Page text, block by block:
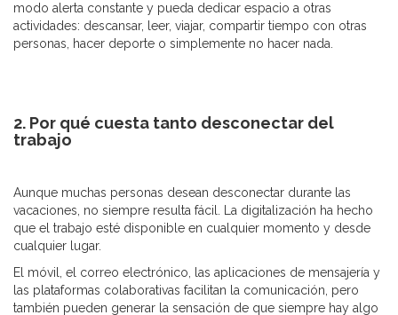
modo alerta constante y pueda dedicar espacio a otras
actividades: descansar, leer, viajar, compartir tiempo con otras
personas, hacer deporte o simplemente no hacer nada.
2. Por qué cuesta tanto desconectar del
trabajo
Aunque muchas personas desean desconectar durante las
vacaciones, no siempre resulta fácil. La digitalización ha hecho
que el trabajo esté disponible en cualquier momento y desde
cualquier lugar.
El móvil, el correo electrónico, las aplicaciones de mensajería y
las plataformas colaborativas facilitan la comunicación, pero
también pueden generar la sensación de que siempre hay algo